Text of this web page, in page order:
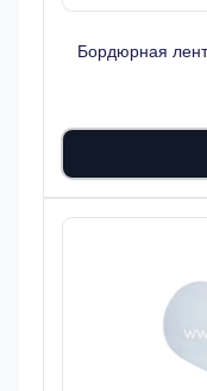
Бордюрная